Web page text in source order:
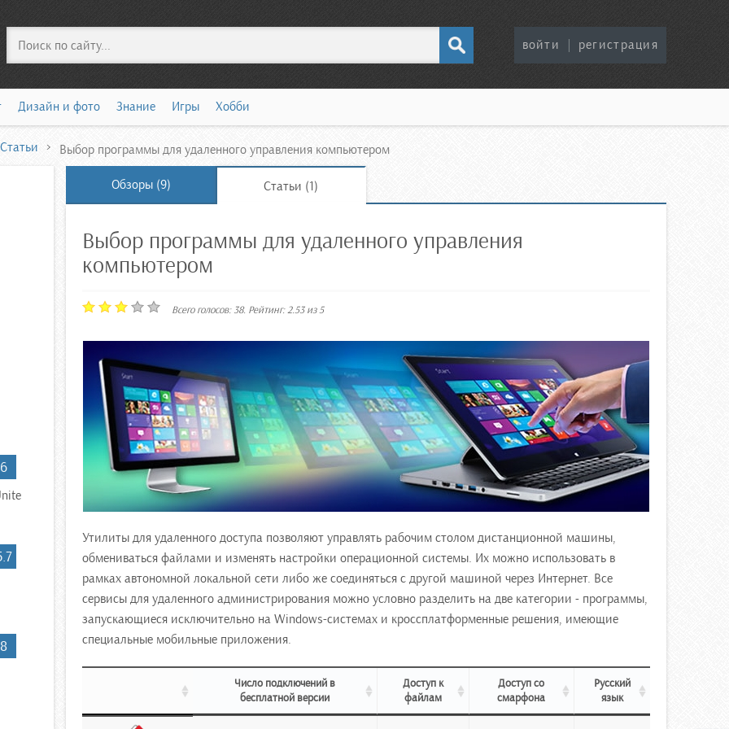
войти регистрация
Поиск
Дизайн и фото Знание Игры Хобби
Статьи Выбор программы для удаленного управления компьютером
6
8
Обзоры (9) Статьи (1)
Выбор программы для удаленного управления
компьютером
Всего голосов:38. Рейтинг:2.53из5
Утилиты для удаленного доступа позволяют управлять рабочим столом дистанционной машины,
обмениваться файлами и изменять настройки операционной системы. Их можно использовать в
рамках автономной локальной сети либо же соединяться с другой машиной через Интернет. Все
сервисы для удаленного администрирования можно условно разделить на две категории - программы,
запускающиеся исключительно на Windows-системах и кроссплатформенные решения, имеющие
специальные мобильные приложения.
Число подключений в
бесплатной версии
Доступ к
файлам
Доступ со
смарфона
Русский
язык